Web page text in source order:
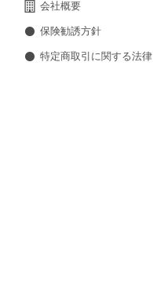
会社概要
保険勧誘方針
特定商取引に関する法律